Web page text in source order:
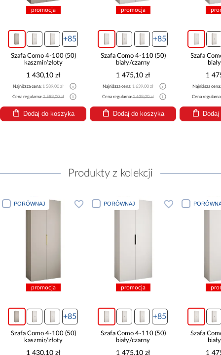
promocja
+85
Szafa Como 4-100 (50)
kaszmir/złoty
1 430,10 zł
Najniższa cena:1 589,00 zł
Cena regularna:1 589,00 zł
Dodaj do koszyka
promocja
+85
Szafa Como 4-110 (50)
biały/czarny
1 475,10 zł
Najniższa cena:1 639,00 zł
Cena regularna:1 639,00 zł
Dodaj do koszyka
Szafa
1
Najniższa
Cena
Produkty z kolekcji
PORÓWNAJ
promocja
+85
Szafa Como 4-100 (50)
kaszmir/złoty
1 430,10 zł
PORÓWNAJ
promocja
+85
Szafa Como 4-110 (50)
biały/czarny
1 475,10 zł
Szafa
1